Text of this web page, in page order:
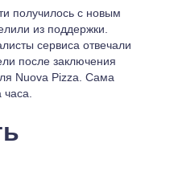
получилось с новым
из поддержки.
сервиса отвечали
после заключения
Nuova Pizza. Сама